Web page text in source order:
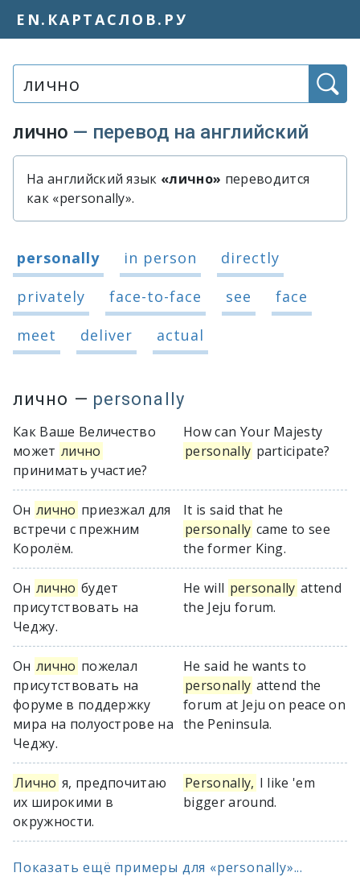
EN.КАРТАСЛОВ.РУ
лично — перевод на английский
Быстрый перевод слова «лично»
На английский язык «лично» переводится
как «personally».
Варианты перевода слова «лично»
personally in person
directly
privately
face-to-face see
face
meet
deliver actual
лично — personally
Как Ваше Величество
может лично
принимать участие?
How can Your Majesty
personally participate?
Он лично приезжал для
встречи с прежним
Королём.
It is said that he
personally came to see
the former King.
Он лично будет
присутствовать на
Чеджу.
He will personally attend
the Jeju forum.
Он лично пожелал
присутствовать на
форуме в поддержку
мира на полуострове на
Чеджу.
He said he wants to
personally attend the
forum at Jeju on peace on
the Peninsula.
Лично я, предпочитаю
их широкими в
окружности.
Personally, I like 'em
bigger around.
Показать ещё примеры для «personally»...